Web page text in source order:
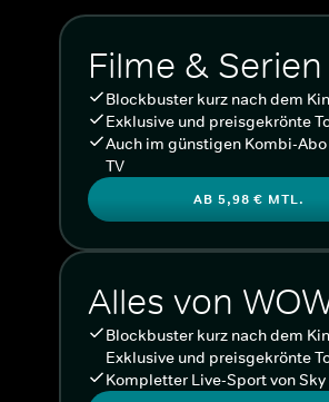
Filme & Serien
Blockbuster kurz nach dem
Exklusive und preisgekrönte
Auch im günstigen Kombi-
TV
AB 5,98 € MTL.
Alles von
Blockbuster kurz nach dem
Exklusive und preisgekrönte
Kompletter Live-Sport von